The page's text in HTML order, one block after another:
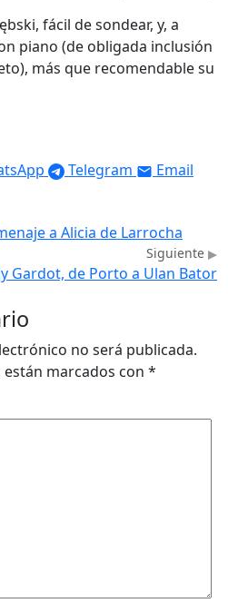
fácil de sondear, y, a
piano (de obligada inclusión
más que recomendable su
Telegram Email
a Alicia de Larrocha
Siguiente
Gardot, de Porto a Ulan Bator
no será publicada.
marcados con *